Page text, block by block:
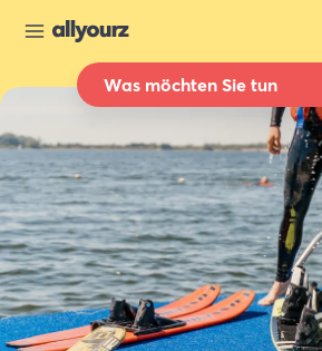
Was möchten Sie tun
Zurück zur Übersicht
Übernachten
Wo
Ganz Zeeland
Wann
Datum auswählen
Art der Unterkünft